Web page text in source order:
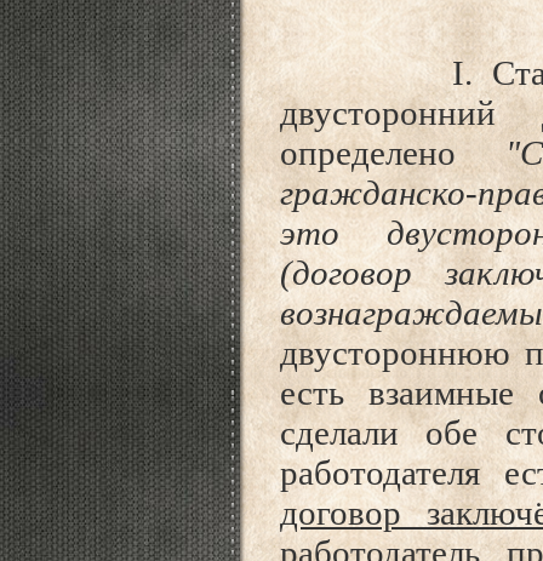
I.
определено
гражданско-
это
(договор
двустороннюю
есть
сделали обе
работодателя
договор
работодатель